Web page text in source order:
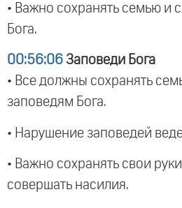
• Важно сохранять семью и
Бога.
00:56:06 Заповеди Бога
• Все должны сохранять
заповедям Бога.
• Нарушение заповедей
• Важно сохранять свои
совершать насилия.